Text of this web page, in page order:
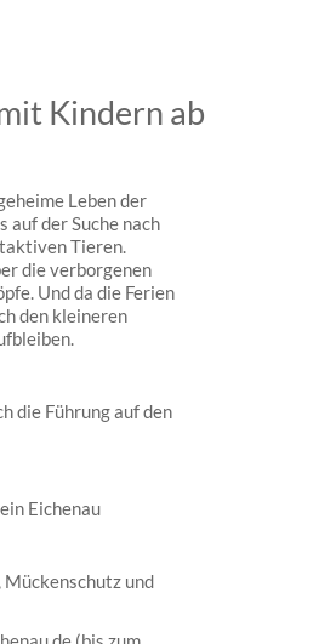
Kindern ab
Leben der
auf der Suche nach
Tieren.
die verborgenen
Und da die Ferien
den kleineren
die Führung auf den
Eichenau
und